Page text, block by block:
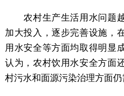
农村生产生活用水问题越
加大投入，逐步完善设施，
用水安全等方面均取得明显
认为，农村饮用水安全方面
村污水和面源污染治理方面仍